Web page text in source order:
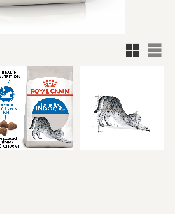
Rutnätsvy
Listvy